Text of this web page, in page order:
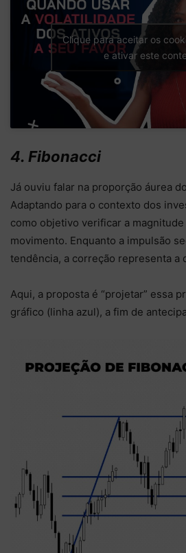
Clique para aceitar os
e ativar este
4. Fibonacci
Já ouviu falar na proporção áurea
Adaptando para o contexto dos
como objetivo verificar a
movimento. Enquanto a impulsão
tendência, a correção representa a
Aqui, a proposta é “projetar” essa
gráfico (linha azul), a fim de